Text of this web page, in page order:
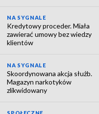
NA SYGNALE
Kredytowy proceder. Miała
zawierać umowy bez wiedzy
klientów
NA SYGNALE
Skoordynowana akcja służb.
Magazyn narkotyków
zlikwidowany